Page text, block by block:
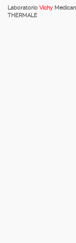
Laboratorio Vichy
THERMALE